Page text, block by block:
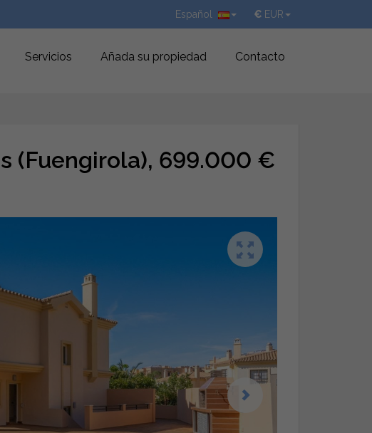
€ EUR
Español
Servicios Añada su propiedad Contacto
(Fuengirola), 699.000 €